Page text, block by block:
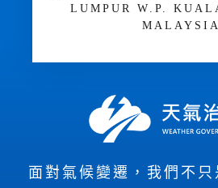
LUMPUR W.P.
MALAYSIA
面對氣候變遷，我們不